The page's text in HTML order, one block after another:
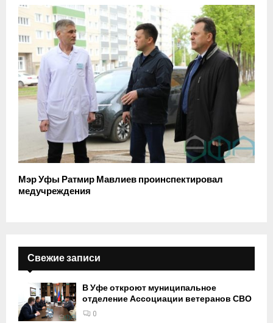
Мэр Уфы Ратмир Мавлиев проинспектировал
медучреждения
Свежие записи
В Уфе откроют муниципальное
отделение Ассоциации ветеранов СВО
0